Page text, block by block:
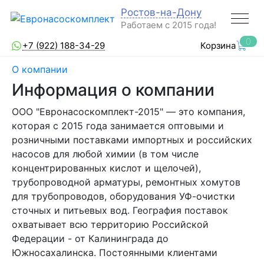
Ростов-на-Дону
Работаем с 2015 года!
+7 (922) 188-34-29
Корзина 0
О компании
Информация о компании
ООО "Евронасоскомплект-2015" — это компания,
которая с 2015 года занимается оптовыми и
розничными поставками импортных и российских
насосов для любой химии (в том числе
концентрированных кислот и щелочей),
трубопроводной арматуры, ремонтных хомутов
для трубопроводов, оборудования УФ-очистки
сточных и питьевых вод. География поставок
охватывает всю территорию Российской
Федерации - от Калининграда до
Южносахалинска. Постоянными клиентами